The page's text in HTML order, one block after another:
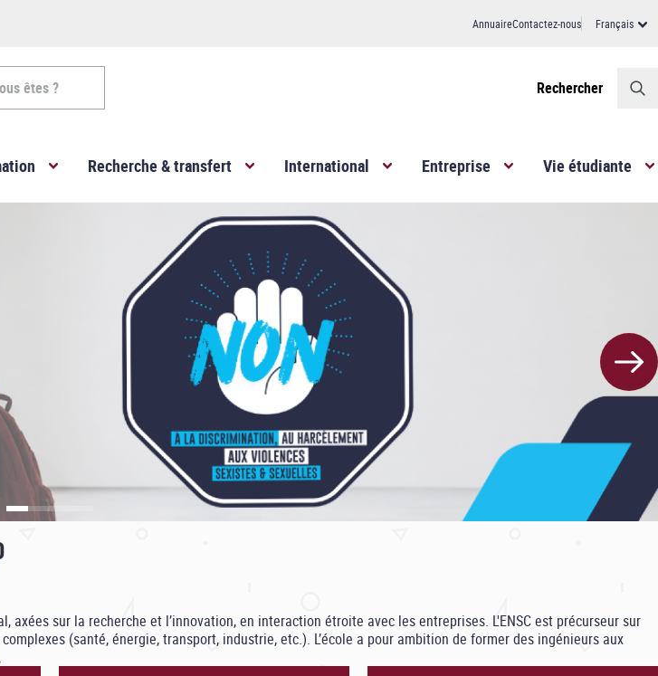
AnnuaireContactez-nous Français
êtes ? Rechercher
Recherche & transfert International Entreprise Vie étudiante
sur la recherche et l’innovation, en interaction étroite avec les entreprises. L'ENSC est précurseur sur
(santé, énergie, transport, industrie, etc.). L’école a pour ambition de former des ingénieurs aux